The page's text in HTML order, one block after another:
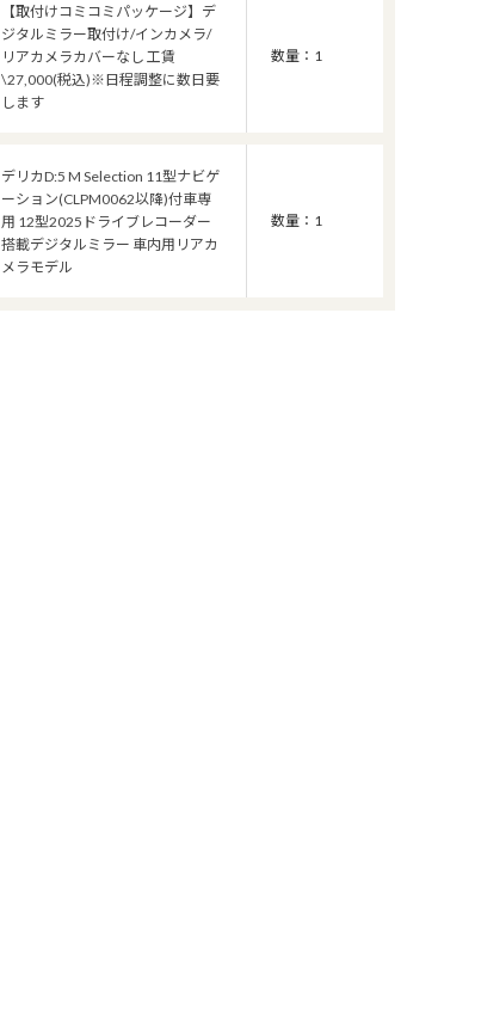
【取付けコミコミパッケージ】デ
ジタルミラー取付け/インカメラ/
リアカメラカバーなし 工賃
\27,000(税込)※日程調整に数日要
します
数量：1
デリカD:5 M Selection 11型ナビゲ
ーション(CLPM0062以降)付車専
用 12型2025ドライブレコーダー
搭載デジタルミラー 車内用リアカ
メラモデル
数量：1